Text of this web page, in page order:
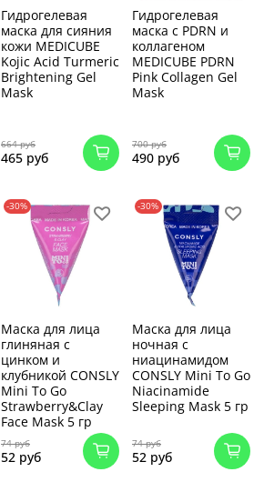
Гидрогелевая
маска для сияния
кожи MEDICUBE
Kojic Acid Turmeric
Brightening Gel
Mask
664 руб
465 руб
Гидрогелевая
маска с PDRN и
коллагеном
MEDICUBE PDRN
Pink Collagen Gel
Mask
700 руб
490 руб
-30%
Маска для лица
глиняная с
цинком и
клубникой CONSLY
Mini To Go
Strawberry&Clay
Face Mask 5 гр
74 руб
52 руб
-30%
Маска для лица
ночная с
ниацинамидом
CONSLY Mini To Go
Niacinamide
Sleeping Mask 5 гр
74 руб
52 руб